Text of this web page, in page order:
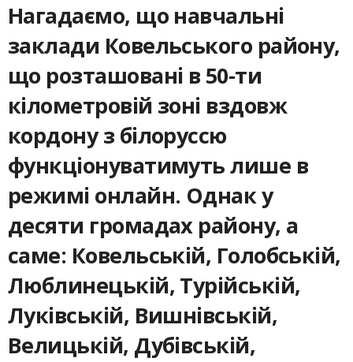
Нагадаємо, що навчальні
заклади Ковельського району,
що розташовані в 50-ти
кілометровій зоні вздовж
кордону з білоруссю
функціонуватимуть лише в
режимі онлайн. Однак у
десяти громадах району, а
саме: Ковельській, Голобській,
Люблинецькій, Турійській,
Луківській, Вишнівській,
Велицькій, Дубівській,